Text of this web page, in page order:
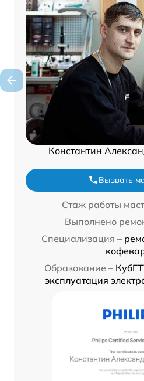
Константин
Вызвать
Стаж работы
Выполнено
Специализация –
Образование –
эксплуатация